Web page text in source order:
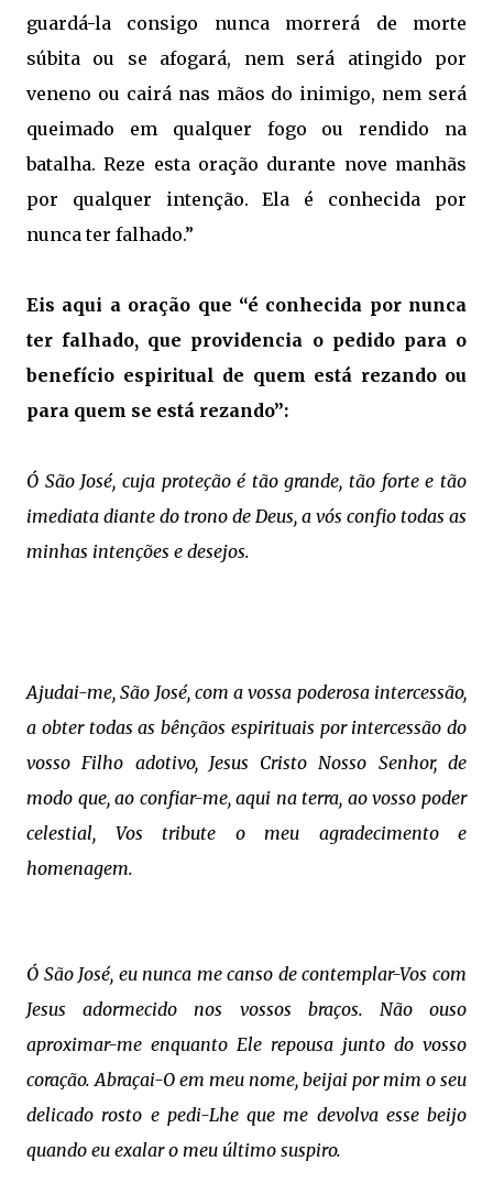
guardá-la consigo nunca morrerá de morte
súbita ou se afogará, nem será atingido por
veneno ou cairá nas mãos do inimigo, nem será
queimado em qualquer fogo ou rendido na
batalha. Reze esta oração durante nove manhãs
por qualquer intenção. Ela é conhecida por
nunca ter falhado.”
Eis aqui a oração que “é conhecida por nunca
ter falhado, que providencia o pedido para o
benefício espiritual de quem está rezando ou
para quem se está rezando”:
Ó São José, cuja proteção é tão grande, tão forte e tão
imediata diante do trono de Deus, a vós confio todas as
minhas intenções e desejos.
Ajudai-me, São José, com a vossa poderosa intercessão,
a obter todas as bênçãos espirituais por intercessão do
vosso Filho adotivo, Jesus Cristo Nosso Senhor, de
modo que, ao confiar-me, aqui na terra, ao vosso poder
celestial, Vos tribute o meu agradecimento e
homenagem.
Ó São José, eu nunca me canso de contemplar-Vos com
Jesus adormecido nos vossos braços. Não ouso
aproximar-me enquanto Ele repousa junto do vosso
coração. Abraçai-O em meu nome, beijai por mim o seu
delicado rosto e pedi-Lhe que me devolva esse beijo
quando eu exalar o meu último suspiro.